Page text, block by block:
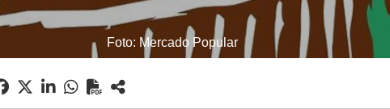
Foto: Mercado Popular